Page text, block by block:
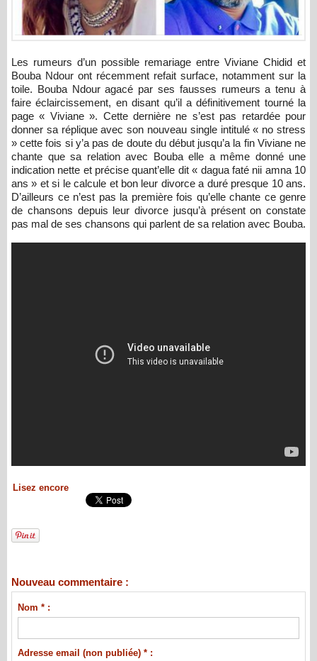
Les rumeurs d’un possible remariage entre Viviane Chidid et
Bouba Ndour ont récemment refait surface, notamment sur la
toile. Bouba Ndour agacé par ses fausses rumeurs a tenu à
faire éclaircissement, en disant qu’il a définitivement tourné la
page « Viviane ». Cette dernière ne s’est pas retardée pour
donner sa réplique avec son nouveau single intitulé « no stress
» cette fois si y’a pas de doute du début jusqu’a la fin Viviane ne
chante que sa relation avec Bouba elle a même donné une
indication nette et précise quant’elle dit « dagua faté nii amna 10
ans » et si le calcule et bon leur divorce a duré presque 10 ans.
D’ailleurs ce n’est pas la première fois qu’elle chante ce genre
de chansons depuis leur divorce jusqu’à présent on constate
pas mal de ses chansons qui parlent de sa relation avec Bouba.
Lisez encore
Nouveau commentaire :
Nom * :
Adresse email (non publiée) * :